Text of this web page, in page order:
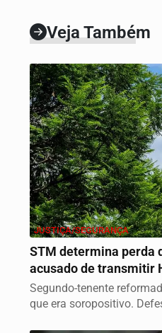
Veja Também
JUSTIÇA/SEGURANÇA
STM determina perda
acusado de transmitir
Segundo-tenente
que era soropositivo.